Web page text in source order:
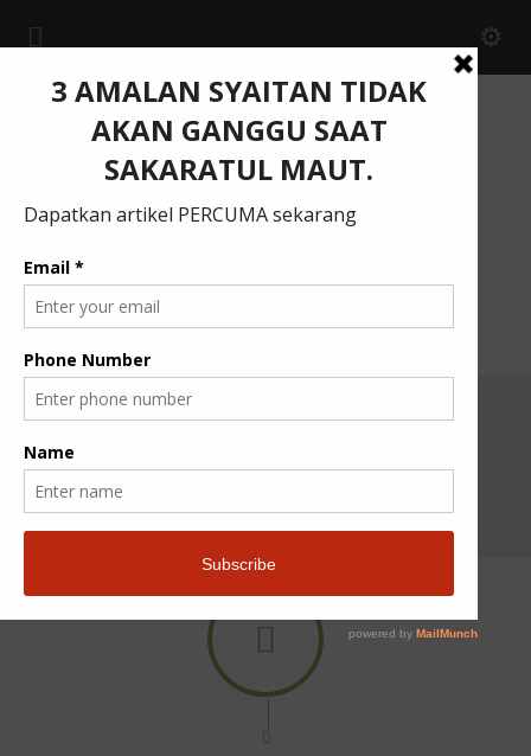
Menjana Insan Berilmu
Ustaz Sapidin Amran Page
Home Ustaz Ustaz Sapidin Amran Page